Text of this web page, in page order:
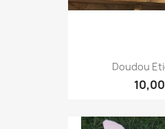
Doudou